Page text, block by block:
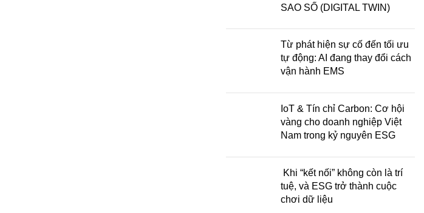
SAO SỐ (DIGITAL TWIN)
Từ phát hiện sự cố đến tối ưu
tự động: AI đang thay đổi cách
vận hành EMS
IoT & Tín chỉ Carbon: Cơ hội
vàng cho doanh nghiệp Việt
Nam trong kỷ nguyên ESG
Khi “kết nối” không còn là trí
tuệ, và ESG trở thành cuộc
chơi dữ liệu